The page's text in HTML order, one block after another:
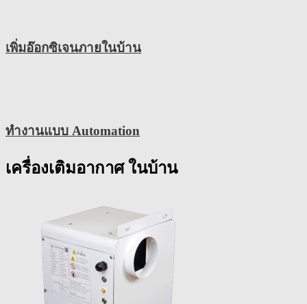
เพิ่มอ๊อกซิเจนภายในบ้าน
ทำงานแบบ Automation
เครื่องเติมอากาศ ในบ้าน